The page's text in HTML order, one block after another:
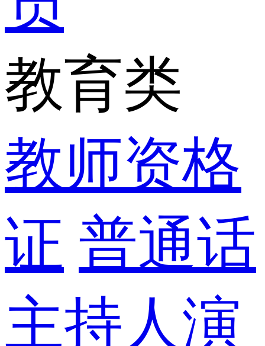
教育类
教师资格
证 普通话
主持人演